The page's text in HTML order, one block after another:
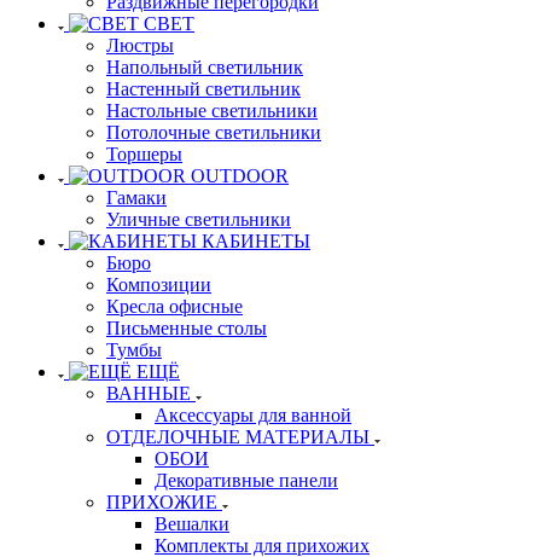
СВЕТ
Люстры
Напольный светильник
Настенный светильник
Настольные светильники
Потолочные светильники
Торшеры
OUTDOOR
Гамаки
Уличные светильники
КАБИНЕТЫ
Бюро
Композиции
Кресла офисные
Письменные столы
Тумбы
ЕЩЁ
ВАННЫЕ
Аксессуары для ванной
ОТДЕЛОЧНЫЕ МАТЕРИАЛЫ
ОБОИ
Декоративные панели
ПРИХОЖИЕ
Вешалки
Комплекты для прихожих